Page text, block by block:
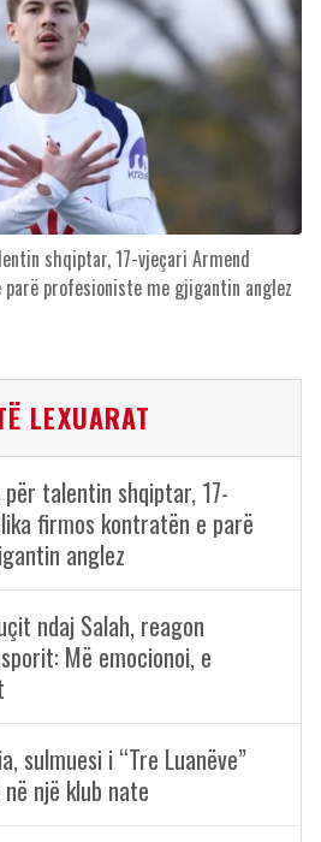
shqiptar, 17-vjeçari Armend
profesioniste me gjigantin anglez
LEXUARAT
talentin shqiptar, 17-
firmos kontratën e parë
anglez
ndaj Salah, reagon
Më emocionoi, e
sulmuesi i “Tre Luanëve”
një klub nate